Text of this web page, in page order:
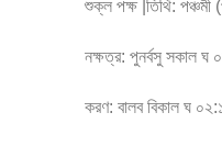
শুক্ল পক্ষ |তিথি: পঞ্চমী
নক্ষত্র: পুনর্বসু সকাল ঘ
করণ: বালব বিকাল ঘ